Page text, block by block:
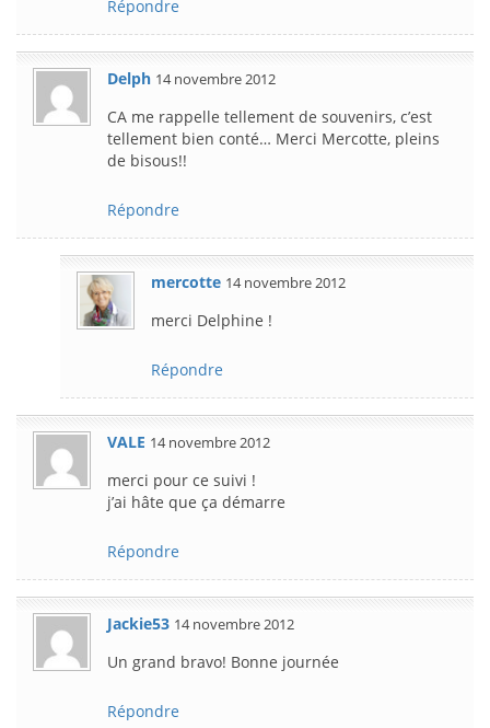
Répondre
Delph 14 novembre 2012
CA me rappelle tellement de souvenirs, c’est
tellement bien conté… Merci Mercotte, pleins
de bisous!!
Répondre
mercotte 14 novembre 2012
merci Delphine !
Répondre
VALE 14 novembre 2012
merci pour ce suivi !
j’ai hâte que ça démarre
Répondre
Jackie53 14 novembre 2012
Un grand bravo! Bonne journée
Répondre